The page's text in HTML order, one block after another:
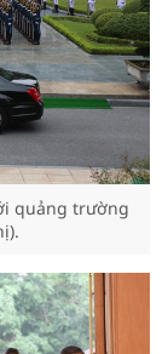
quảng trường